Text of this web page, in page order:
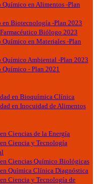
Químico en Alimentos -Plan
en Biotecnología -Plan 2023
Biólogo 2023
Químico en Materiales -Plan
Químico Ambiental -Plan 2023
Químico - Plan 2021
en Bioquímica Clínica
en Inocuidad de Alimentos
Ciencias de la Energía
Ciencia y Tecnología
Ciencias Químico Biológicas
Química Clínica Diagnóstica
Ciencia y Tecnología de